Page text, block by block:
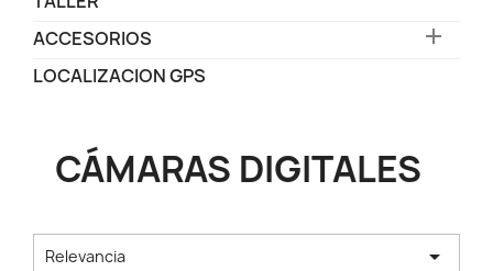
ACCESORIOS

LOCALIZACION GPS
CÁMARAS DIGITALES
Relevancia 